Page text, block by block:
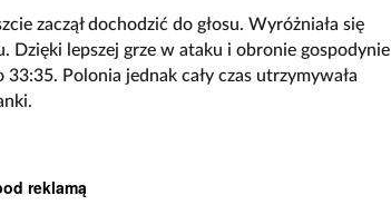
zaczął dochodzić do głosu. Wyróżniała się
Dzięki lepszej grze w ataku i obronie gospodynie
Polonia jednak cały czas utrzymywała
reklamą